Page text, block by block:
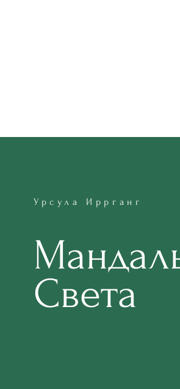
Урсула Иррганг
Света